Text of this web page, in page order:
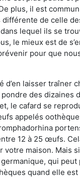
plus, il est
de celle
dans lequel ils se
le mieux est de
pour que
d’en laisser traîner
des dizaines
le cafard se
appelés
12 à 25 œufs.
votre maison. Mais
qui peut
quand elle